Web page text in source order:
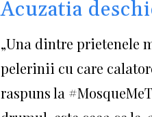
Acuzatia
„Una dintre prietenele
pelerinii cu care
raspuns la